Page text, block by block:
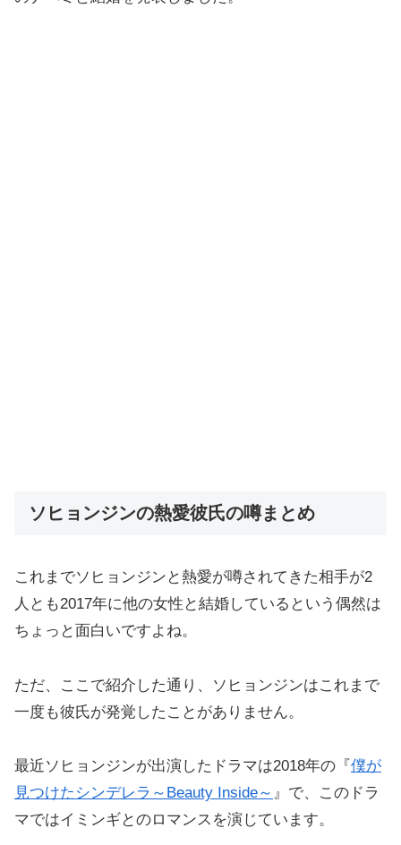
ソヒョンジンの熱愛彼氏の噂まとめ
これまでソヒョンジンと熱愛が噂されてきた相手が2
人とも2017年に他の女性と結婚しているという偶然は
ちょっと面白いですよね。
ただ、ここで紹介した通り、ソヒョンジンはこれまで
一度も彼氏が発覚したことがありません。
最近ソヒョンジンが出演したドラマは2018年の『 僕が
見つけたシンデレラ～Beauty Inside～ 』で、このドラ
マではイミンギとのロマンスを演じています。